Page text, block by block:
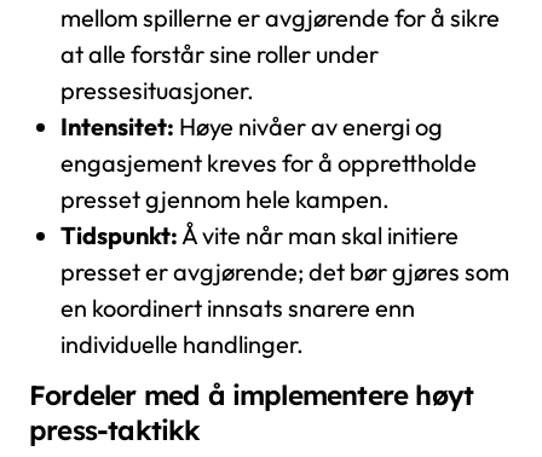
mellom spillerne er avgjørende for å sikre
at alle forstår sine roller under
pressesituasjoner.
Intensitet: Høye nivåer av energi og
engasjement kreves for å opprettholde
presset gjennom hele kampen.
Tidspunkt:Å vite når man skal initiere
presset er avgjørende; det bør gjøres som
en koordinert innsats snarere enn
individuelle handlinger.
Fordeler med å implementere høyt
press-taktikk